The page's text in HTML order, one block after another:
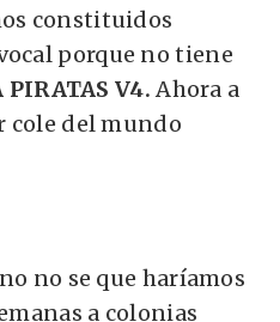
constituidos
porque no tiene
PIRATAS V4. Ahora a
cole del mundo
no se que haríamos
a colonias